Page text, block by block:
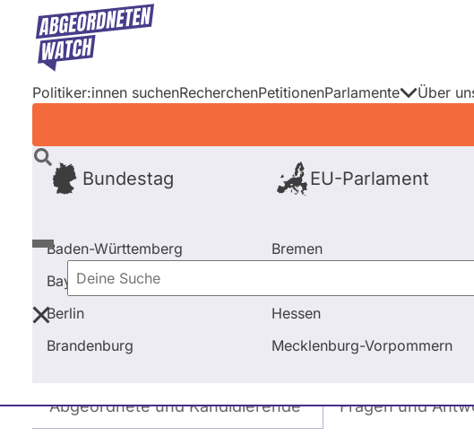
Direkt
Inhalt
Politiker:innen suchenRecherchenPetitionenParlamente
Bundestag EU-Parlament
Baden-Württemberg
Bayern
Berlin
Brandenburg
Bremen
Hessen
Mecklenburg-Vorpommern
Über
Deine
Suche
Startseite Alle Fragen und Antworten bei abgeordnetenwatch
Primäre
Reiter
Abgeordnete und Kandidierende Fragen und